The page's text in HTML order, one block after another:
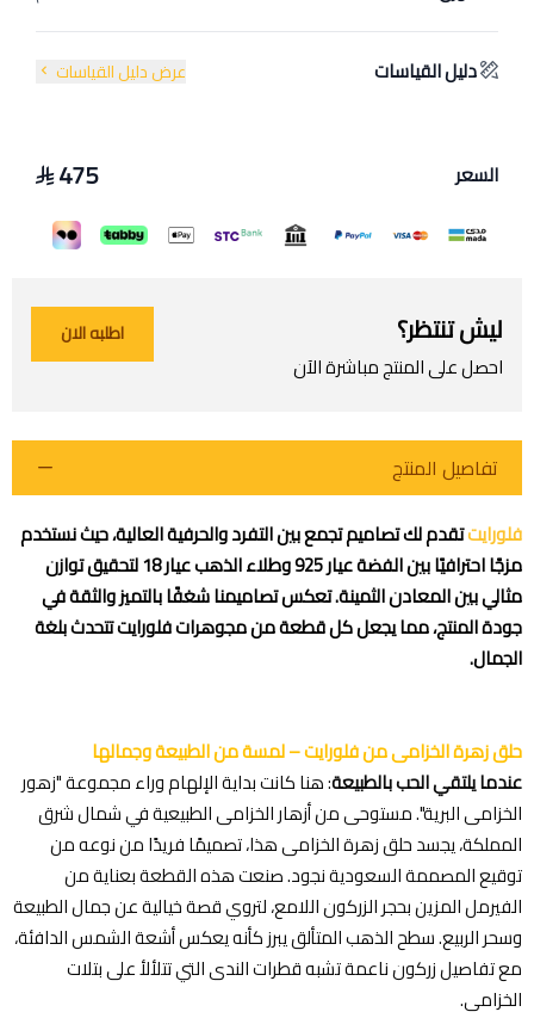
دليل القياسات عرض دليل القياسات
السعر 475
ليش تنتظر؟
احصل على المنتج مباشرة الآن
اطلبه الان
اطلب المنتج
تفاصيل المنتج
فلورايتتقدم لك تصاميم تجمع بين التفرد والحرفية العالية، حيث نستخدم
مزجًا احترافيًا بين الفضة عيار 925 وطلاء الذهب عيار 18 لتحقيق توازن
مثالي بين المعادن الثمينة. تعكس تصاميمنا شغفًا بالتميز والثقة في
جودة المنتج، مما يجعل كل قطعة من مجوهرات فلورايت تتحدث بلغة
الجمال.
حلق زهرة الخزامى من فلورايت – لمسة من الطبيعة وجمالها
عندما يلتقي الحب بالطبيعة: هنا كانت بداية الإلهام وراء مجموعة "زهور
الخزامى البرية". مستوحى من أزهار الخزامى الطبيعية في شمال شرق
المملكة، يجسد حلق زهرة الخزامى هذا، تصميمًا فريدًا من نوعه من
توقيع المصممة السعودية نجود. صنعت هذه القطعة بعناية من
الفيرمل المزين بحجر الزركون اللامع، لتروي قصة خيالية عن جمال الطبيعة
وسحر الربيع. سطح الذهب المتألق يبرز كأنه يعكس أشعة الشمس الدافئة،
مع تفاصيل زركون ناعمة تشبه قطرات الندى التي تتلألأ على بتلات
الخزامى.